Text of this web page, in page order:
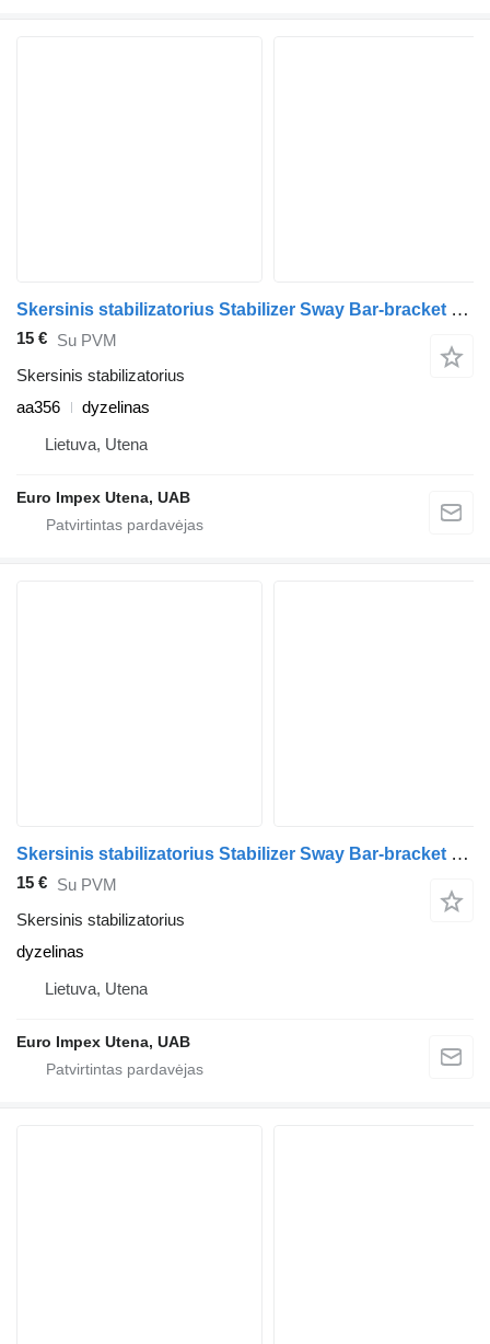
Skersinis stabilizatorius Stabilizer Sway Bar-bracket aa356 sunkvežimio Scania 124L
15 € Su PVM
Skersinis stabilizatorius
aa356
dyzelinas
Lietuva, Utena
Euro Impex Utena, UAB
Skersinis stabilizatorius Stabilizer Sway Bar-bracket sunkvežimio Scania 4-series
15 € Su PVM
Skersinis stabilizatorius
dyzelinas
Lietuva, Utena
Euro Impex Utena, UAB